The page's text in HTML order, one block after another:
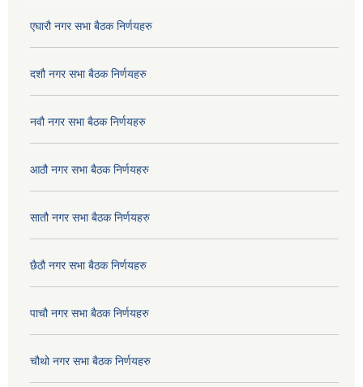
एघारौ नगर सभा बैठक निर्णयहरु
दशौ नगर सभा बैठक निर्णयहरु
नवौ नगर सभा बैठक निर्णयहरु
आठौ नगर सभा बैठक निर्णयहरु
सातौ नगर सभा बैठक निर्णयहरु
छैठौ नगर सभा बैठक निर्णयहरु
पाचौ नगर सभा बैठक निर्णयहरु
चौथो नगर सभा बैठक निर्णयहरु